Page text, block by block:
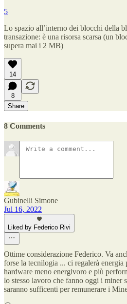
5
Lo spazio all’interno dei blocchi della
transazione: è una risorsa scarsa (un
supera mai i 2 MB)
14
8
Share
8 Comments
Gubinelli Simone
Jul 16, 2022
Liked by Federico Rivi
Ottime considerazione Federico. Va
forse la tecnilogia ... ci regalerà energia
hardware meno energivoro e più
lo stesso lavoro che fanno oggi i miner
saranno sufficenti per remunerare i